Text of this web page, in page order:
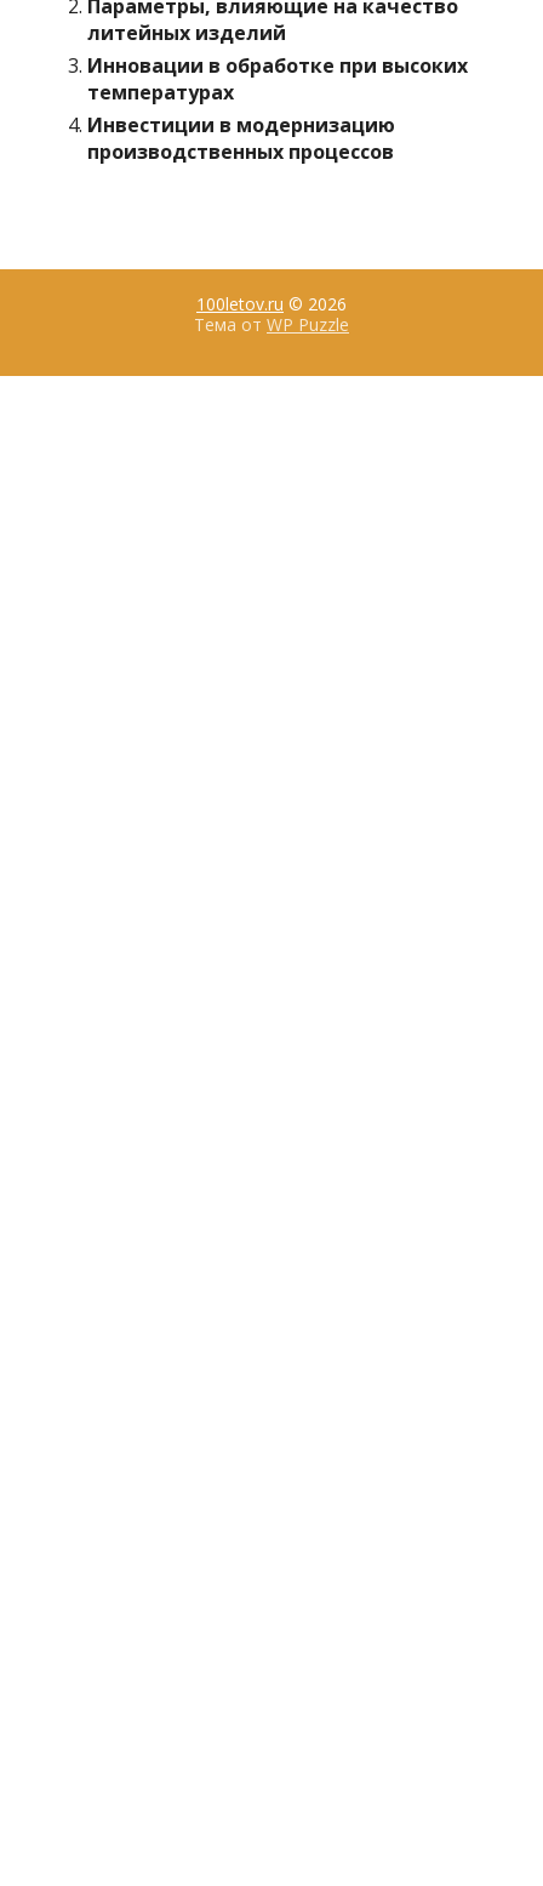
Параметры, влияющие на качество
литейных изделий
Инновации в обработке при высоких
температурах
Инвестиции в модернизацию
производственных процессов
100letov.ru © 2026
Тема от WP Puzzle